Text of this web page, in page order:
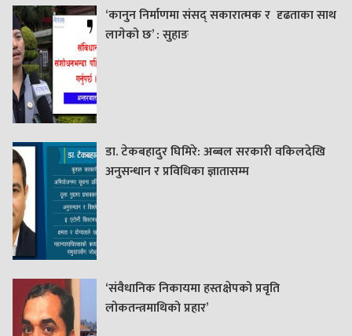
‘कानुन निर्माणमा संसद् सकारात्मक र दृढताका साथ
लागेको छ’ : सुहाङ
डा. टेकबहादुर घिमिरे: अब्बल सरकारी वकिलदेखि
अनुसन्धान र प्रविधिका ज्ञातासम्म
‘संवैधानिक निकायमा हस्तक्षेपको प्रवृति
लोकतन्त्रमाथिको प्रहार’